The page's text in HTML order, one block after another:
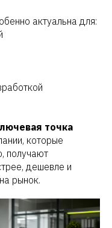
актуальна для:
точка
которые
получают
дешевле и
рынок.